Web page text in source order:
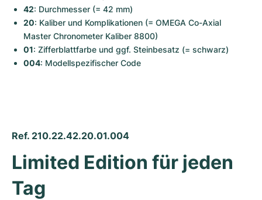
42: Durchmesser (= 42 mm)
20: Kaliber und Komplikationen (= OMEGA Co-Axial
Master Chronometer Kaliber 8800)
01: Zifferblattfarbe und ggf. Steinbesatz (= schwarz)
004: Modellspezifischer Code
Ref. 210.22.42.20.01.004
Limited Edition für jeden
Tag